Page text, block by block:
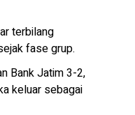
terbilang
fase grup.
Bank Jatim 3-2,
keluar sebagai